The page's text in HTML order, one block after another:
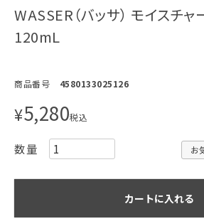
WASSER（バッサ） モイスチ
120mL
商品番号 4580133025126
¥5,280税込
お
カートに入れる